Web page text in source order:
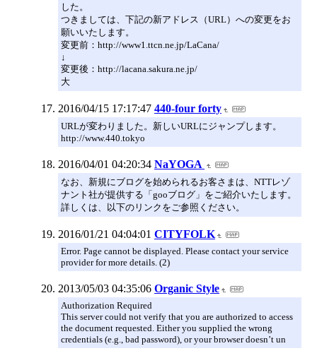
した。
つきましては、下記の新アドレス（URL）への変更をお
願いいたします。
変更前：http://www1.ttcn.ne.jp/LaCana/
↓
変更後：http://lacana.sakura.ne.jp/
大
2016/04/15 17:17:47 440-four forty
URLが変わりました。新しいURLにジャンプします。
http://www.440.tokyo
2016/04/01 04:20:34 NaYOGA
なお、新規にブログを始められるお客さまは、NTTレゾ
ナント社が提供する「gooブログ」をご紹介いたします。
詳しくは、以下のリンクをご参照ください。
2016/01/21 04:04:01 CITYFOLK
Error. Page cannot be displayed. Please contact your service
provider for more details. (2)
2013/05/03 04:35:06 Organic Style
Authorization Required
This server could not verify that you are authorized to access
the document requested. Either you supplied the wrong
credentials (e.g., bad password), or your browser doesn’t un